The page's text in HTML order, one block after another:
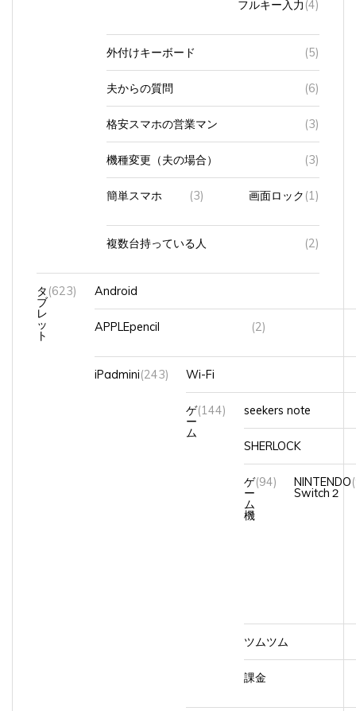
外付けキーボード (5)
夫からの質問 (6)
格安スマホの営業マン (3)
機種変更（夫の場合） (3)
簡単スマホ (3) 画面ロック(1)
複数台持っている人 (2)
タ
レ
ッ
ト
(623) Android
APPLEpencil (2)
iPadmini(243) Wi-Fi
ゲ
ム
(144) seekers note
SHERLOCK
ゲ
ム
機
(94) NINTENDO
ツムツム
課金
セルラー (23)